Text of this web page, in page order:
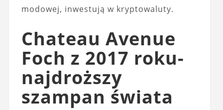
modowej, inwestują w kryptowaluty.
Chateau Avenue
Foch z 2017 roku-
najdroższy
szampan świata